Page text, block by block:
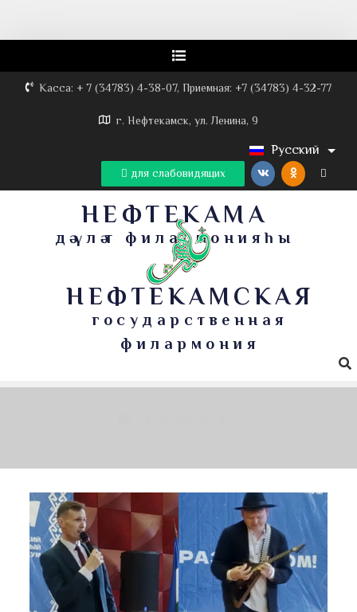
Касса: + 7 (34783) 4-38-07, Приемная: +7 (34783) 4-32-77
г. Нефтекамск, ул. Ленина, 9
Русский
для слабовидящих
НЕФТЕКАМА
дәүләт филармонияһы
НЕФТЕКАМСКАЯ
государственная
филармония